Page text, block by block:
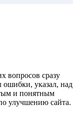
вопросов сразу
ошибки, указал, над
и понятным
улучшению сайта.